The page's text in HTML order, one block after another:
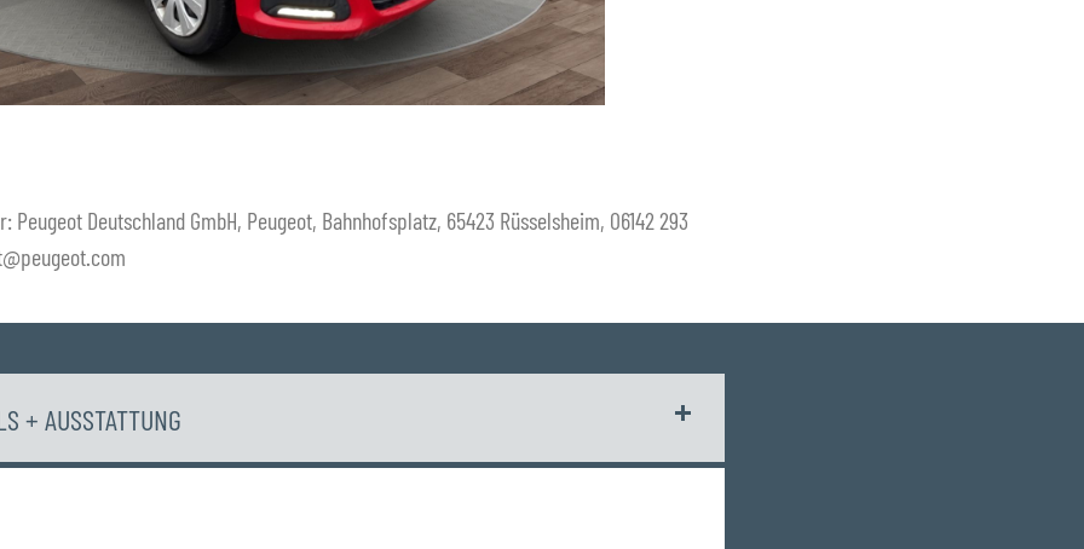
Peugeot Deutschland GmbH, Peugeot, Bahnhofsplatz, 65423 Rüsselsheim, 06142 293
+ AUSSTATTUNG